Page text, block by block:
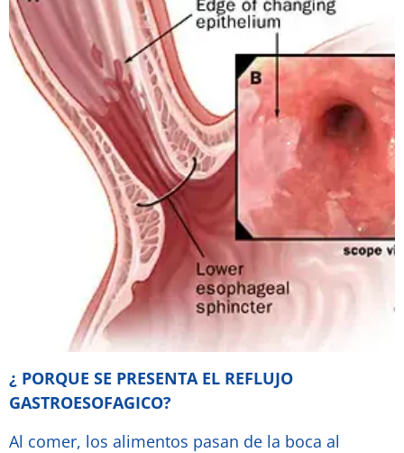
¿ PORQUE SE PRESENTA EL REFLUJO
GASTROESOFAGICO?
Al comer, los alimentos pasan de la boca al